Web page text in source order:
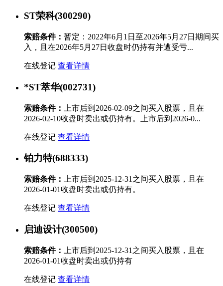
ST荣科(300290)
索赔条件： 暂定：2022年6月1日至2026年5月27日期间买
入，且在2026年5月27日收盘时仍持有并遭受亏...
在线登记 查看详情
*ST萃华(002731)
索赔条件：
上市后到2026-02-09之间买入股票，且在
2026-02-10收盘时卖出或仍持有。上市后到2026-0...
在线登记 查看详情
铂力特(688333)
索赔条件：
上市后到2025-12-31之间买入股票，且在
2026-01-01收盘时卖出或仍持有。
在线登记 查看详情
启迪设计(300500)
索赔条件：
上市后到2025-12-31之间买入股票，且在
2026-01-01收盘时卖出或仍持有
在线登记 查看详情